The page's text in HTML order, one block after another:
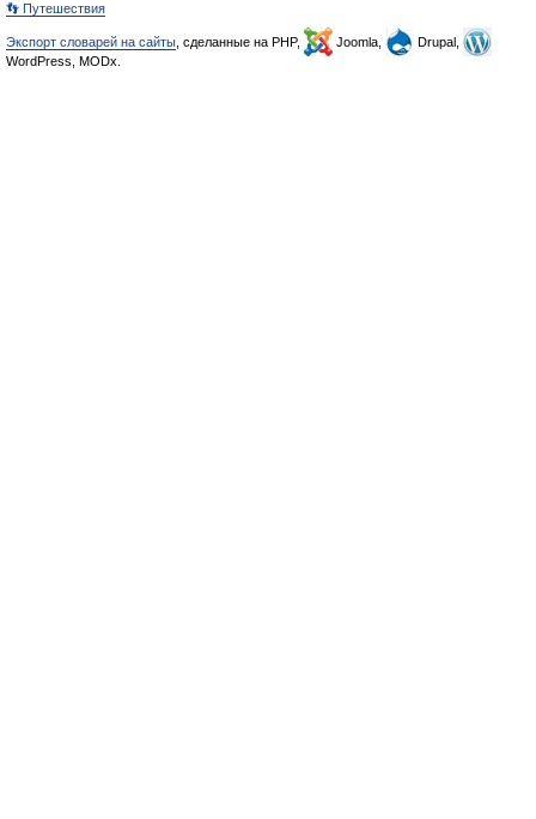
👣 Путешествия
Экспорт словарей на сайты , сделанные на PHP, Joomla,
Drupal,
WordPress, MODx.